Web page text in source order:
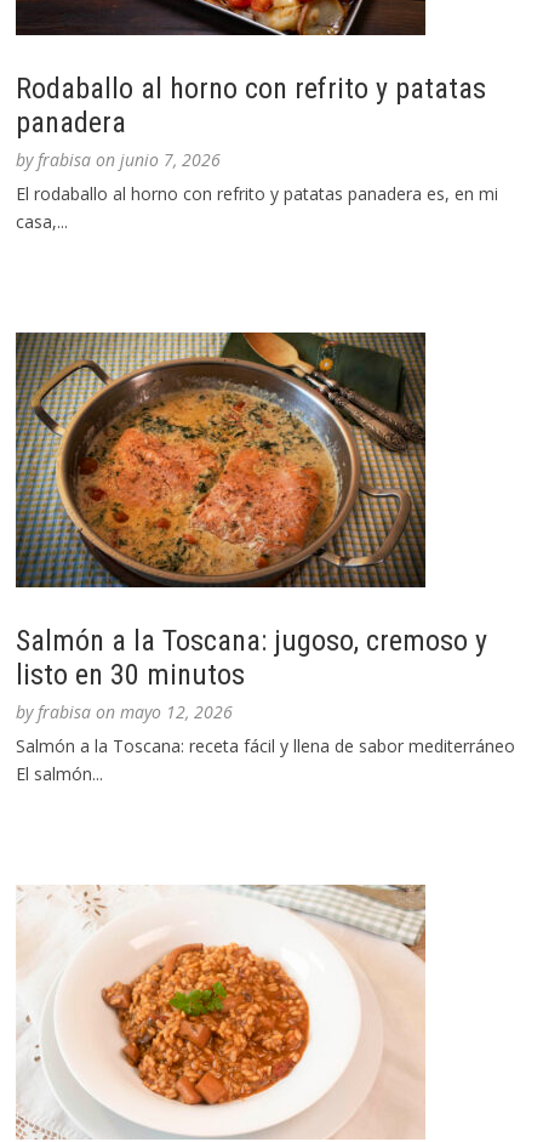
Rodaballo al horno con refrito y patatas
panadera
byfrabisa onjunio 7, 2026
El rodaballo al horno con refrito y patatas panadera es, en mi
casa,...
Salmón a la Toscana: jugoso, cremoso y
listo en 30 minutos
byfrabisa onmayo 12, 2026
Salmón a la Toscana: receta fácil y llena de sabor mediterráneo
El salmón...